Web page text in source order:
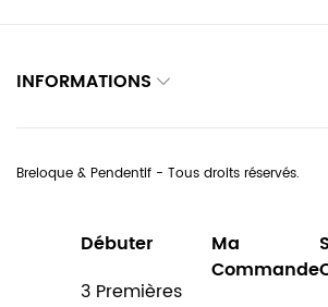
INFORMATIONS
Breloque & Pendentif - Tous droits réservés.
Débuter
3 Premières
Ma
Commande